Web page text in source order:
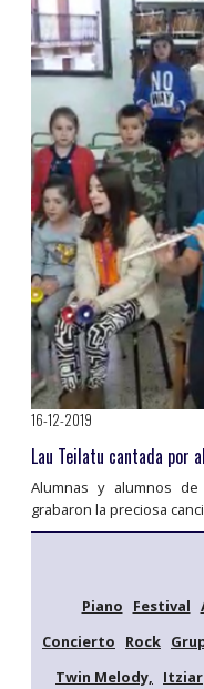
16-12-2019
Lau Teilatu cantada por
Alumnas y alumnos
grabaron la preciosa
Piano Festival
Concierto
Rock
Twin Melody,
Itziar